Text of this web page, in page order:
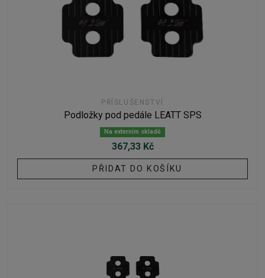
PŘÍSLUŠENSTVÍ
Podložky pod pedále LEATT SPS
Na externím skladě
367,33 Kč
PŘIDAT DO KOŠÍKU